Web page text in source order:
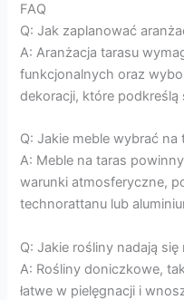
FAQ
Q: Jak zaplanować
A: Aranżacja tarasu
funkcjonalnych oraz
dekoracji, które podkreślą
Q: Jakie meble wybrać na
A: Meble na taras
warunki atmosferyczne,
technorattanu lub
Q: Jakie rośliny nadają się
A: Rośliny doniczkowe,
łatwe w pielęgnacji i